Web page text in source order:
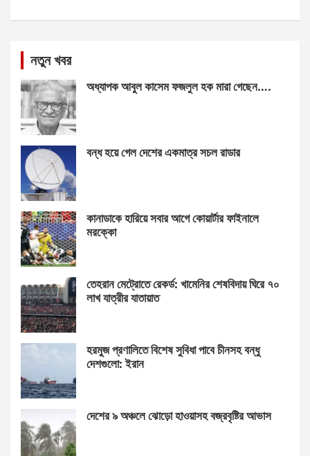
নতুন খবর
অধ্যাপক আবুল কাসেম ফজলুল হক মারা গেছেন….
বন্ধ হয়ে গেল দেশের একমাত্র সচল রাডার
কানাডাকে হারিয়ে সবার আগে কোয়ার্টার ফাইনালে
মরক্কো
তেহরান মেট্রোতে রেকর্ড: খামেনির শেষবিদায় ঘিরে ৭০
লাখ যাত্রীর যাতায়াত
হরমুজ প্রণালিতে বিশেষ সুবিধা পাবে চীনসহ বন্ধু
দেশগুলো: ইরান
দেশের ৯ অঞ্চলে ঝোড়ো হাওয়াসহ বজ্রবৃষ্টির আভাস